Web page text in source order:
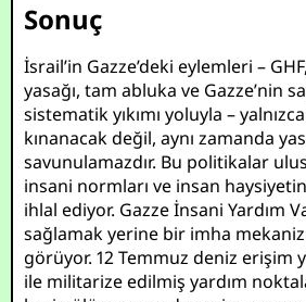
Sonuç
İsrail’in Gazze’deki eylemleri –
yasağı, tam abluka ve Gazze’nin
sistematik yıkımı yoluyla –
kınanacak değil, aynı zamanda
savunulamazdır. Bu politikalar
insani normları ve insan
ihlal ediyor. Gazze İnsani Yardım
sağlamak yerine bir imha
görüyor. 12 Temmuz deniz erişim
ile militarize edilmiş yardım